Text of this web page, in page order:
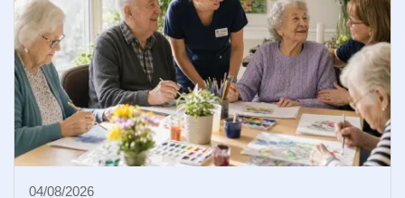
04/08/2026